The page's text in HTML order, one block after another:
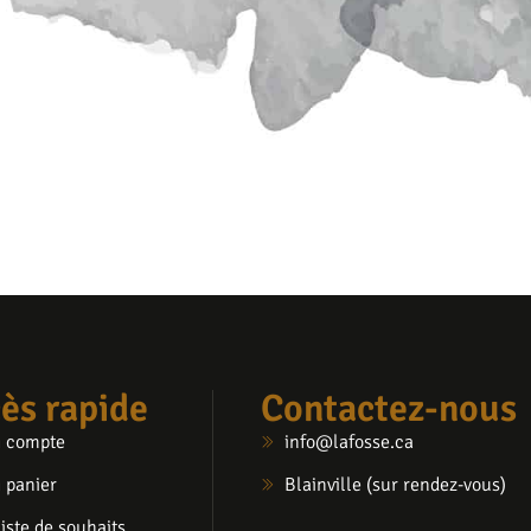
rapide
compte
panier
Contactez-nous
info@lafosse.ca
Blainville (sur rendez-vous)